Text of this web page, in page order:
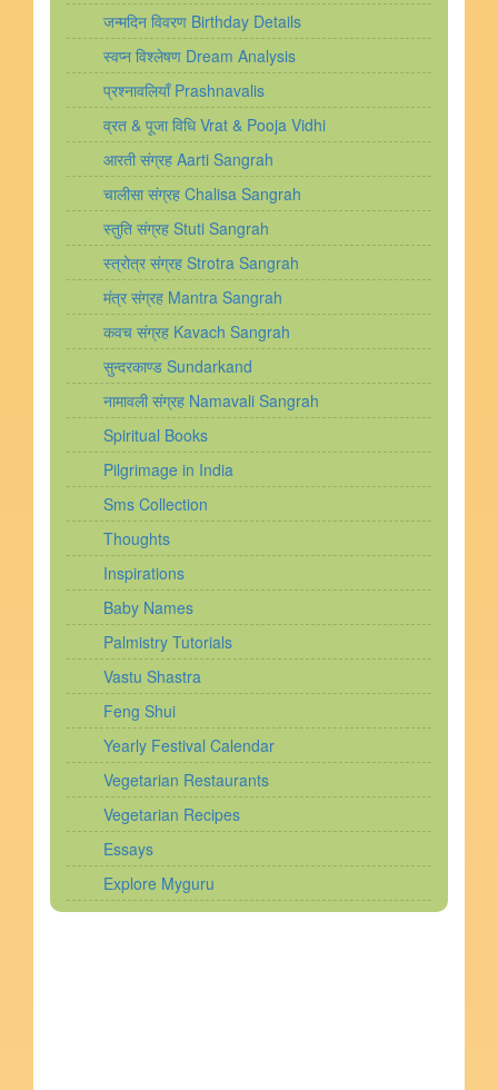
जन्मदिन विवरण Birthday Details
स्वप्न विश्लेषण Dream Analysis
प्रश्नावलियाँ Prashnavalis
व्रत & पूजा विधि Vrat & Pooja Vidhi
आरती संग्रह Aarti Sangrah
चालीसा संग्रह Chalisa Sangrah
स्तुति संग्रह Stuti Sangrah
स्त्रोत्र संग्रह Strotra Sangrah
मंत्र संग्रह Mantra Sangrah
कवच संग्रह Kavach Sangrah
सुन्दरकाण्ड Sundarkand
नामावली संग्रह Namavali Sangrah
Spiritual Books
Pilgrimage in India
Sms Collection
Thoughts
Inspirations
Baby Names
Palmistry Tutorials
Vastu Shastra
Feng Shui
Yearly Festival Calendar
Vegetarian Restaurants
Vegetarian Recipes
Essays
Explore Myguru